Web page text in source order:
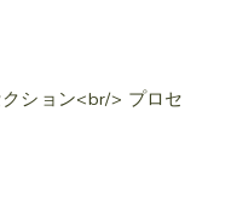
ション<br/> プロセ